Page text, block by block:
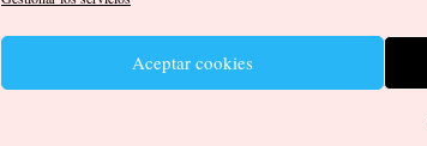
Aceptar cookies